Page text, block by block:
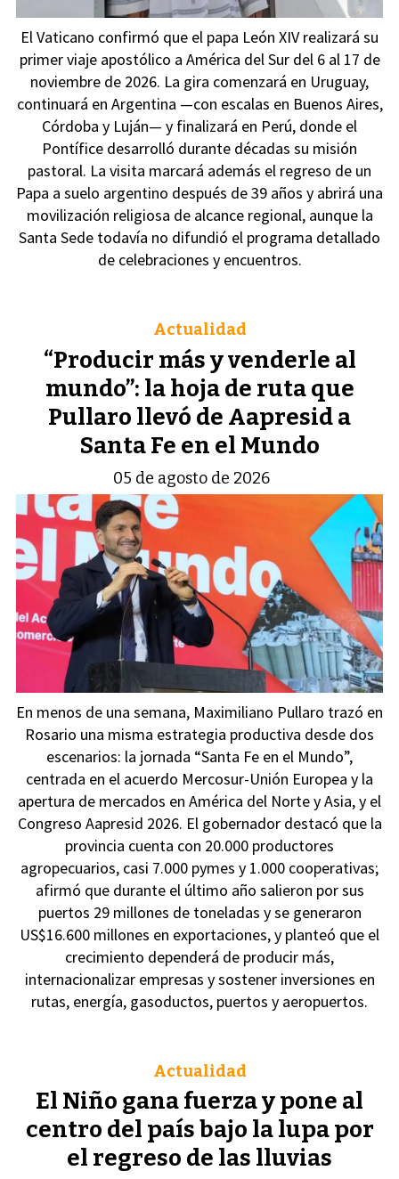
El Vaticano confirmó que el papa León XIV realizará su
primer viaje apostólico a América del Sur del 6 al 17 de
noviembre de 2026. La gira comenzará en Uruguay,
continuará en Argentina —con escalas en Buenos Aires,
Córdoba y Luján— y finalizará en Perú, donde el
Pontífice desarrolló durante décadas su misión
pastoral. La visita marcará además el regreso de un
Papa a suelo argentino después de 39 años y abrirá una
movilización religiosa de alcance regional, aunque la
Santa Sede todavía no difundió el programa detallado
de celebraciones y encuentros.
“Producir más y venderle al
mundo”: la hoja de ruta que
Pullaro llevó de Aapresid a
Santa Fe en el Mundo
Actualidad
05 de agosto de 2026
En menos de una semana, Maximiliano Pullaro trazó en
Rosario una misma estrategia productiva desde dos
escenarios: la jornada “Santa Fe en el Mundo”,
centrada en el acuerdo Mercosur-Unión Europea y la
apertura de mercados en América del Norte y Asia, y el
Congreso Aapresid 2026. El gobernador destacó que la
provincia cuenta con 20.000 productores
agropecuarios, casi 7.000 pymes y 1.000 cooperativas;
afirmó que durante el último año salieron por sus
puertos 29 millones de toneladas y se generaron
US$16.600 millones en exportaciones, y planteó que el
crecimiento dependerá de producir más,
internacionalizar empresas y sostener inversiones en
rutas, energía, gasoductos, puertos y aeropuertos.
El Niño gana fuerza y pone al
centro del país bajo la lupa por
el regreso de las lluvias
Actualidad